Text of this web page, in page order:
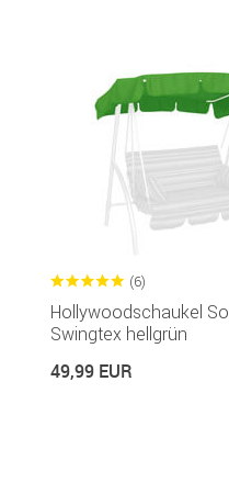
(6)
Hollywoodschaukel
Swingtex hellgrün
49,99 EUR